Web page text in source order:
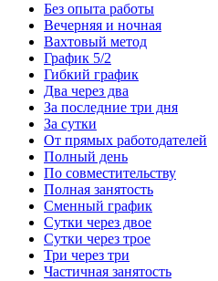
Без опыта работы
Вечерняя и ночная
Вахтовый метод
График 5/2
Гибкий график
Два через два
За последние три дня
За сутки
От прямых работодателей
Полный день
По совместительству
Полная занятость
Сменный график
Сутки через двое
Сутки через трое
Три через три
Частичная занятость